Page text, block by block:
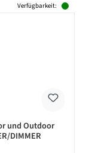
Verfügbarkeit:
und Outdoor
DIMMER